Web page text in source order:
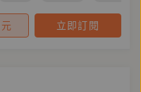
元 立即訂閱